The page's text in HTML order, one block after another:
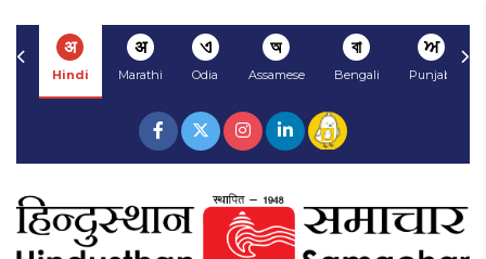
अ
Hindi
अ
Marathi
ଏ
Odia
অ
Assamese
বা
Bengali
ਅ
Punjabi